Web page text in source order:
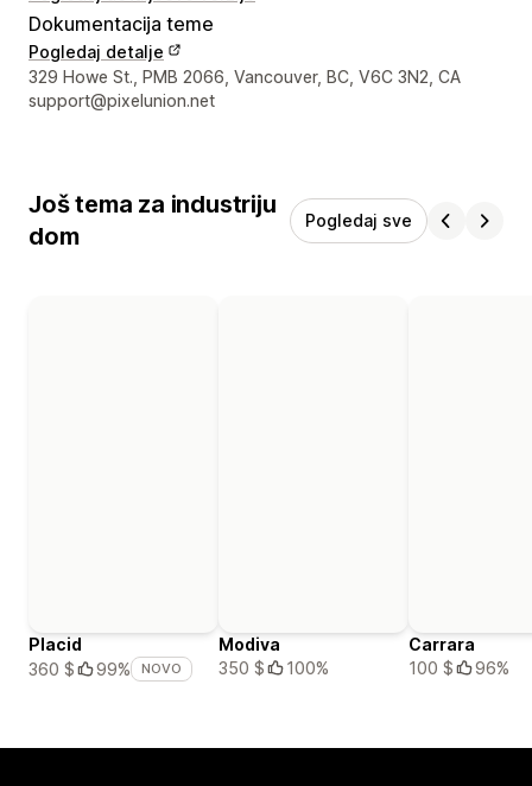
Dokumentacija teme
Pogledaj detalje
Podaci za kontakt dizajnera
329 Howe St., PMB 2066, Vancouver, BC, V6C 3N2, CA
support@pixelunion.net
Još tema za industriju
dom
Pogledaj sve
Placid
360 $
99% NOVO
Modiva
350 $
100%
Carrara
100 $
96%